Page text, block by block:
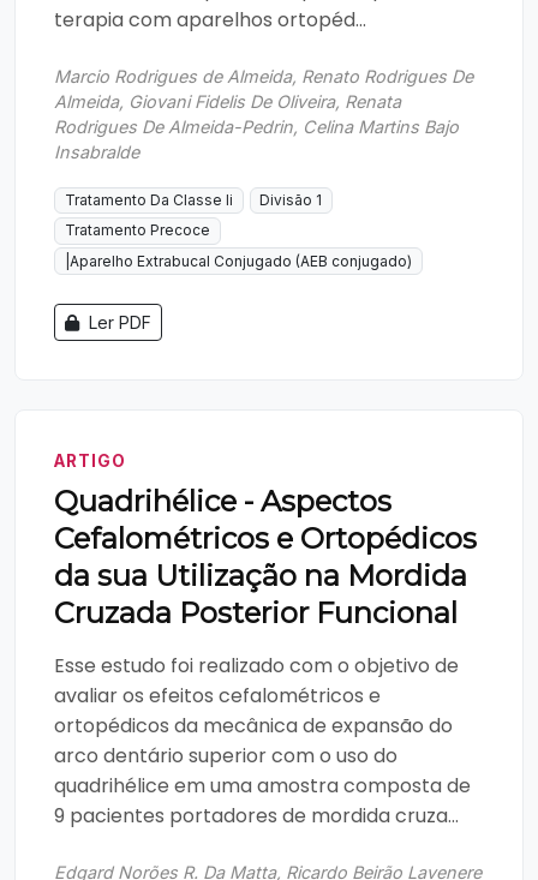
terapia com aparelhos ortopéd...
Marcio Rodrigues de Almeida, Renato Rodrigues De
Almeida, Giovani Fidelis De Oliveira, Renata
Rodrigues De Almeida-Pedrin, Celina Martins Bajo
Insabralde
Tratamento Da Classe Ii
Divisão 1
Tratamento Precoce
|Aparelho Extrabucal Conjugado (AEB conjugado)
Ler PDF
ARTIGO
Quadrihélice - Aspectos
Cefalométricos e Ortopédicos
da sua Utilização na Mordida
Cruzada Posterior Funcional
Esse estudo foi realizado com o objetivo de
avaliar os efeitos cefalométricos e
ortopédicos da mecânica de expansão do
arco dentário superior com o uso do
quadrihélice em uma amostra composta de
9 pacientes portadores de mordida cruza...
Edgard Norões R. Da Matta, Ricardo Beirão Lavenere